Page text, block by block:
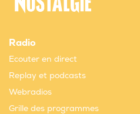
Radio
Ecouter en direct
Replay et podcasts
Webradios
Grille des programmes